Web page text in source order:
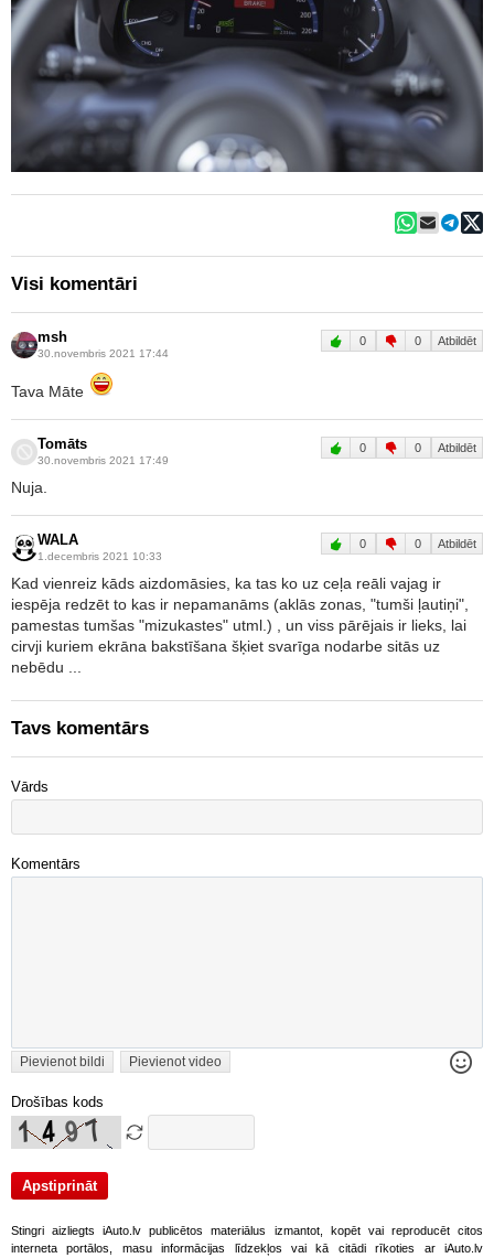
Visi komentāri
msh
30.novembris 2021 17:44
0 0 Atbildēt
Tava Māte
Tomāts
30.novembris 2021 17:49
0 0 Atbildēt
Nuja.
WALA
1.decembris 2021 10:33
0 0 Atbildēt
Kad vienreiz kāds aizdomāsies, ka tas ko uz ceļa reāli vajag ir
iespēja redzēt to kas ir nepamanāms (aklās zonas, "tumši ļautiņi",
pamestas tumšas "mizukastes" utml.) , un viss pārējais ir lieks, lai
cirvji kuriem ekrāna bakstīšana šķiet svarīga nodarbe sitās uz
nebēdu ...
Tavs komentārs
Vārds
Komentārs
Pievienot bildi Pievienot video
Drošības kods
Stingri aizliegts iAuto.lv publicētos materiālus izmantot, kopēt vai reproducēt citos
interneta portālos, masu informācijas līdzekļos vai kā citādi rīkoties ar iAuto.lv